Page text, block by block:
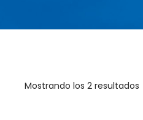
Mostrando los 2 resultados